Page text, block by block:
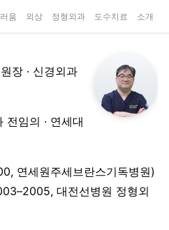
움 외상 정형외과 도수치료 소개
장 · 신경외과
전임의 · 연세대
연세원주세브란스기독병원)
대전선병원 정형외